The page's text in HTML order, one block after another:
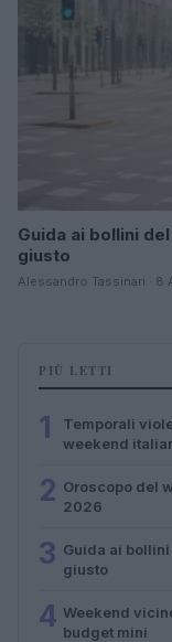
Guida ai bollini
giusto
Alessandro Tassinari · 8
PIÙ LETTI
1
Temporali
weekend
2 Oroscopo del
2026
3 Guida ai
giusto
4 Weekend
budget mini